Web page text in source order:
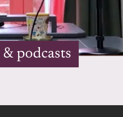
podcasts